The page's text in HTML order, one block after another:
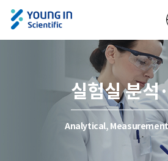
실험실 분석
Analytical,